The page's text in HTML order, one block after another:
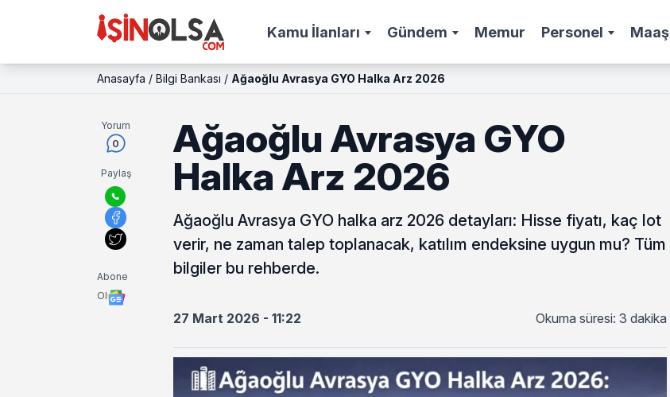
Kamu İlanları Gündem Memur Personel Maaş
Anasayfa / Bilgi Bankası / Ağaoğlu Avrasya GYO Halka Arz 2026
Yorum
0
Paylaş
Abone
Ol
Ağaoğlu Avrasya GYO
Halka Arz 2026
Ağaoğlu Avrasya GYO halka arz 2026 detayları: Hisse fiyatı, kaç lot
verir, ne zaman talep toplanacak, katılım endeksine uygun mu? Tüm
bilgiler bu rehberde.
27 Mart 2026 - 11:22 Okuma süresi: 3 dakika